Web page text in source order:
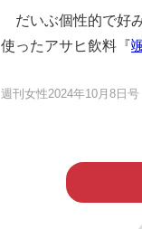
だいぶ個性的で好
使ったアサヒ飲料『
週刊女性2024年10月8日号